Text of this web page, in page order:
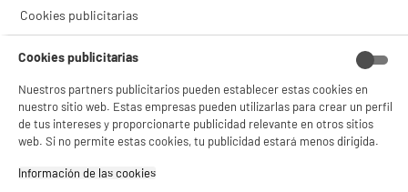
Recogida en 1h: Gratuita
Envío a domicilio: 3 - 5 días laborables
Cookies publicitarias
Cookies publicitarias
Nuestros partners publicitarios pueden establecer estas cookies en
nuestro sitio web. Estas empresas pueden utilizarlas para crear un perfil
de tus intereses y proporcionarte publicidad relevante en otros sitios
web. Si no permite estas cookies, tu publicidad estará menos dirigida.
Información de las cookies‎